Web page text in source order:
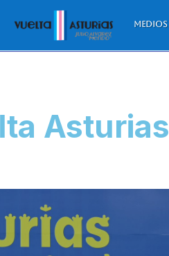
Medios
Asturias